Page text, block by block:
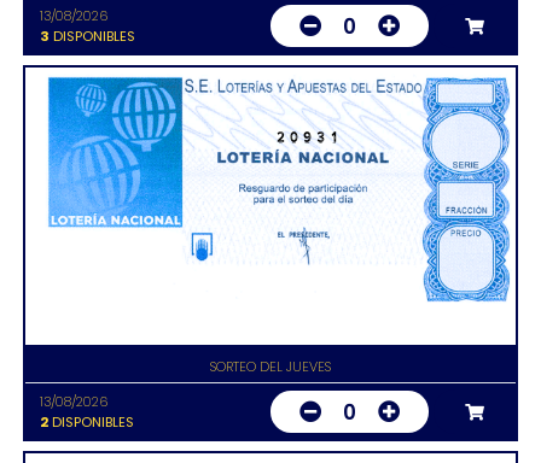
13/08/2026
3 DISPONIBLES 0
20931
SORTEO DEL JUEVES
13/08/2026
2DISPONIBLES 0